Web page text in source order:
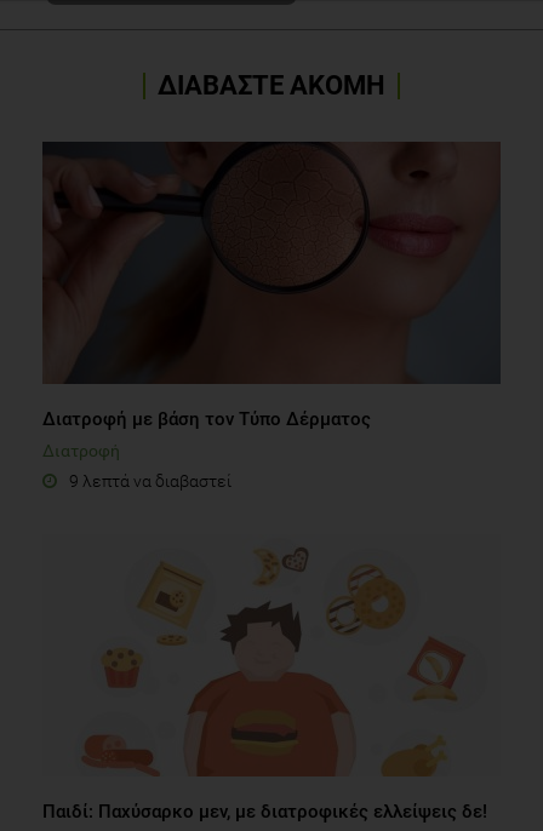
ΔΙΑΒΑΣΤΕ ΑΚΟΜΗ
Διατροφή με βάση τον Τύπο Δέρματος
Διατροφή
9 λεπτά να διαβαστεί
Παιδί: Παχύσαρκο μεν, με διατροφικές ελλείψεις δε!